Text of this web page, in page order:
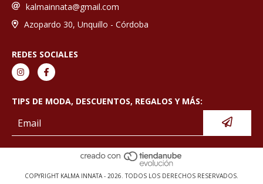
kalmainnata@gmail.com
Azopardo 30, Unquillo - Córdoba
REDES SOCIALES
TIPS DE MODA, DESCUENTOS, REGALOS Y MÁS:
COPYRIGHT KALMA INNATA - 2026. TODOS LOS DERECHOS RESERVADOS.